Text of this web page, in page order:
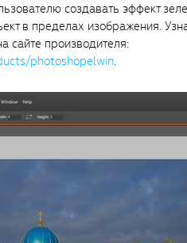
создавать эффект
в пределах изображения.
сайте производителя:
photoshopelwin.